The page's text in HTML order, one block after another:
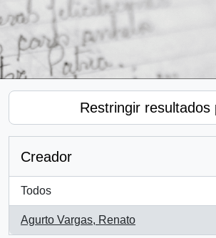
Restringir resultados
Creador
Todos
Agurto Vargas, Renato
, 1 resultados